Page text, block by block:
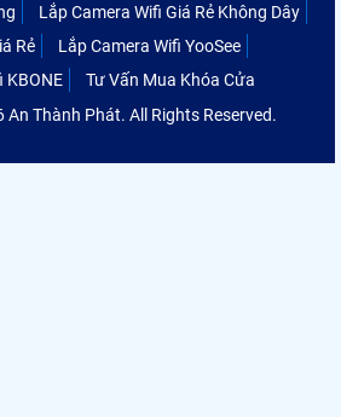
Lắp Camera Wifi Giá Rẻ Không Dây
Rẻ
Lắp Camera Wifi YooSee
KBONE
Tư Vấn Mua Khóa Cửa
Thành Phát. All Rights Reserved.